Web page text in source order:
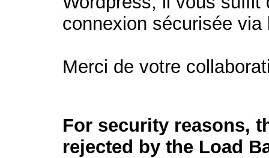
connexion sécurisée
Merci de votre
For security reasons,
rejected by the Load